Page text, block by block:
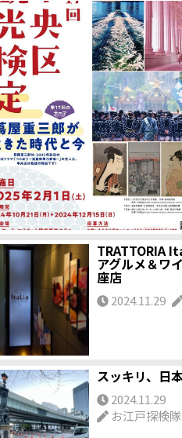
TRATTORIA
アグルメ＆ワ
座店
2024.11.29
スッキリ、日
2024.11.29
お江戸探検隊